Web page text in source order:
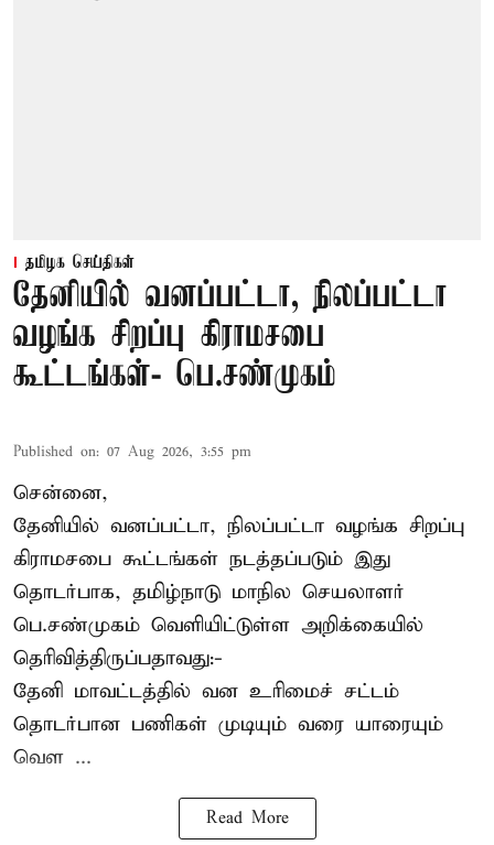
தமிழக செய்திகள்
தேனியில் வனப்பட்டா, நிலப்பட்டா
வழங்க சிறப்பு கிராமசபை
கூட்டங்கள்- பெ.சண்முகம்
Published on: 07 Aug 2026, 3:55 pm
சென்னை,
தேனியில் வனப்பட்டா, நிலப்பட்டா வழங்க சிறப்பு
கிராமசபை கூட்டங்கள் நடத்தப்படும் இது
தொடர்பாக, தமிழ்நாடு மாநில செயலாளர்
பெ.சண்முகம் வெளியிட்டுள்ள அறிக்கையில்
தெரிவித்திருப்பதாவது:-
தேனி மாவட்டத்தில் வன உரிமைச் சட்டம்
தொடர்பான பணிகள் முடியும் வரை யாரையும்
வெள ...
Read More